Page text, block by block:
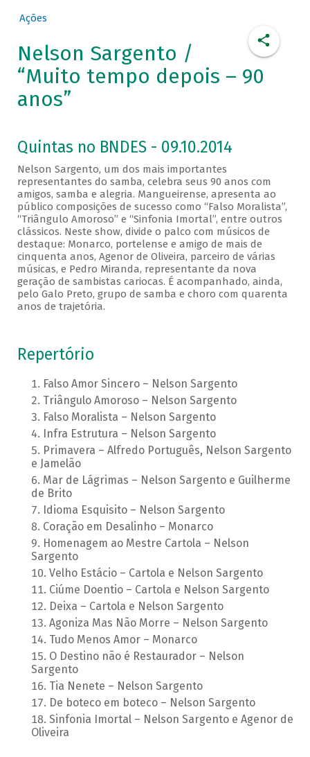
Ações
Nelson Sargento /
“Muito tempo depois – 90
anos”
Quintas no BNDES - 09.10.2014
Nelson Sargento, um dos mais importantes
representantes do samba, celebra seus 90 anos com
amigos, samba e alegria. Mangueirense, apresenta ao
público composições de sucesso como “Falso Moralista”,
“Triângulo Amoroso” e “Sinfonia Imortal”, entre outros
clássicos. Neste show, divide o palco com músicos de
destaque: Monarco, portelense e amigo de mais de
cinquenta anos, Agenor de Oliveira, parceiro de várias
músicas, e Pedro Miranda, representante da nova
geração de sambistas cariocas. É acompanhado, ainda,
pelo Galo Preto, grupo de samba e choro com quarenta
anos de trajetória.
Repertório
Falso Amor Sincero – Nelson Sargento
Triângulo Amoroso – Nelson Sargento
Falso Moralista – Nelson Sargento
Infra Estrutura – Nelson Sargento
Primavera – Alfredo Português, Nelson Sargento
e Jamelão
Mar de Lágrimas – Nelson Sargento e Guilherme
de Brito
Idioma Esquisito – Nelson Sargento
Coração em Desalinho – Monarco
Homenagem ao Mestre Cartola – Nelson
Sargento
Velho Estácio – Cartola e Nelson Sargento
Ciúme Doentio – Cartola e Nelson Sargento
Deixa – Cartola e Nelson Sargento
Agoniza Mas Não Morre – Nelson Sargento
Tudo Menos Amor – Monarco
O Destino não é Restaurador – Nelson
Sargento
Tia Nenete – Nelson Sargento
De boteco em boteco – Nelson Sargento
Sinfonia Imortal – Nelson Sargento e Agenor de
Oliveira